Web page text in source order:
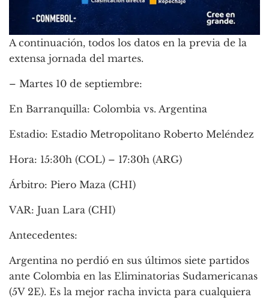
A continuación, todos los datos en la previa de la
extensa jornada del martes.
– Martes 10 de septiembre:
En Barranquilla: Colombia vs. Argentina
Estadio: Estadio Metropolitano Roberto Meléndez
Hora: 15:30h (COL) – 17:30h (ARG)
Árbitro: Piero Maza (CHI)
VAR: Juan Lara (CHI)
Antecedentes:
Argentina no perdió en sus últimos siete partidos
ante Colombia en las Eliminatorias Sudamericanas
(5V 2E). Es la mejor racha invicta para cualquiera